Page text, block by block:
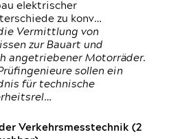
elektrischer
zu konv…
Vermittlung von
zur Bauart und
angetriebener Motorräder.
sollen ein
für technische
Verkehrsmesstechnik (2